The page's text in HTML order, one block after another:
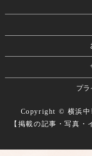
プラ
Copyright © 横浜中
【掲載の記事・写真